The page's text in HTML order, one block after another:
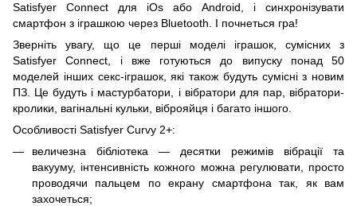
Satisfyer Connect для iOs або Android , і синхронізувати
смартфон з іграшкою через Bluetooth. І почнеться гра!
Зверніть увагу, що це перші моделі іграшок, сумісних з
Satisfyer Connect, і вже готуються до випуску понад 50
моделей інших секс-іграшок, які також будуть сумісні з новим
ПЗ. Це будуть і мастурбатори, і вібратори для пар, вібратори-
кролики, вагінальні кульки, віброяйця і багато іншого.
Особливості Satisfyer Curvy 2+:
величезна бібліотека — десятки режимів вібрації та
вакууму, інтенсивність кожного можна регулювати, просто
проводячи пальцем по екрану смартфона так, як вам
захочеться;